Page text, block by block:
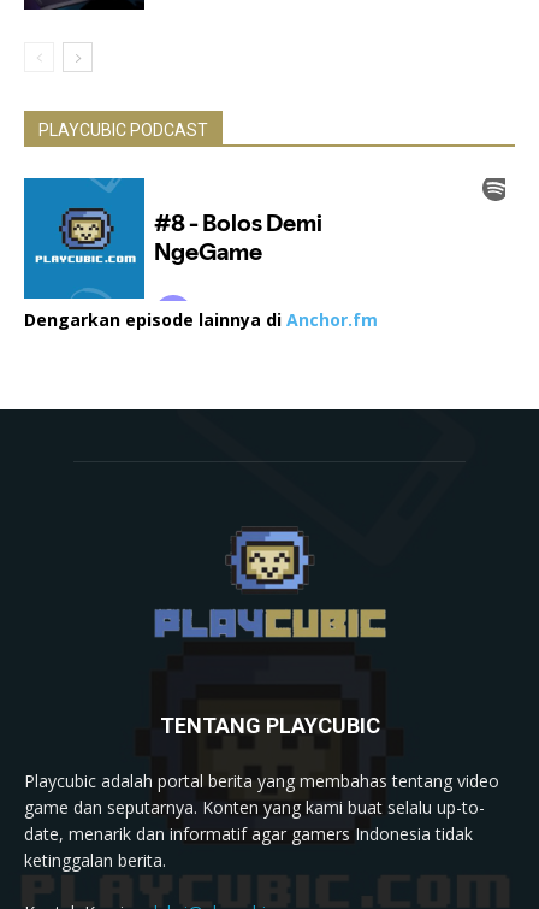
PLAYCUBIC PODCAST
Dengarkan episode lainnya di Anchor.fm
TENTANG PLAYCUBIC
Playcubic adalah portal berita yang membahas tentang video
game dan seputarnya. Konten yang kami buat selalu up-to-
date, menarik dan informatif agar gamers Indonesia tidak
ketinggalan berita.